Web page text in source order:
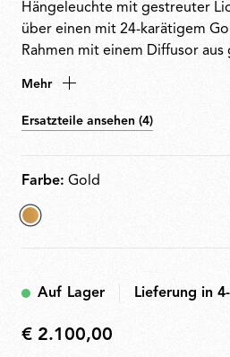
Hängeleuchte mit gestreuter
über einen mit 24-karätigem
Rahmen mit einem Diffusor aus
Mehr
Ersatzteile ansehen (4)
Farbe: Gold
Auf Lager Lieferung in
€
€ 2.100,00